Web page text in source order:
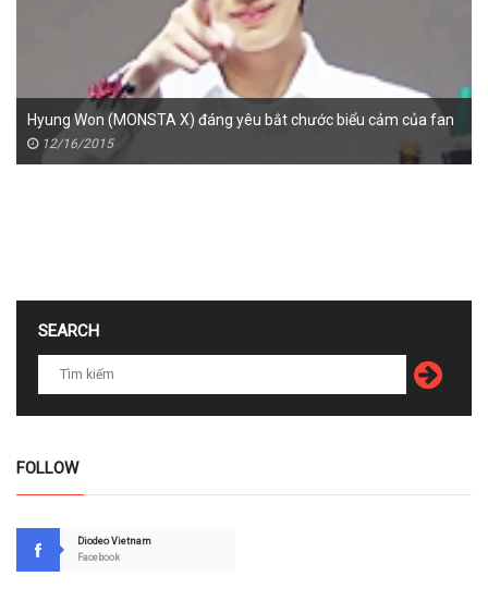
Hyung Won (MONSTA X) đáng yêu bắt chước biểu cảm của fan
12/16/2015
SEARCH
FOLLOW
Diodeo Vietnam
Facebook